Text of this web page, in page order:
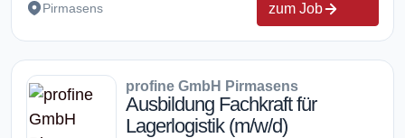
Pirmasens zum Job
profine GmbH Pirmasens
Ausbildung Fachkraft für
Lagerlogistik (m/w/d)